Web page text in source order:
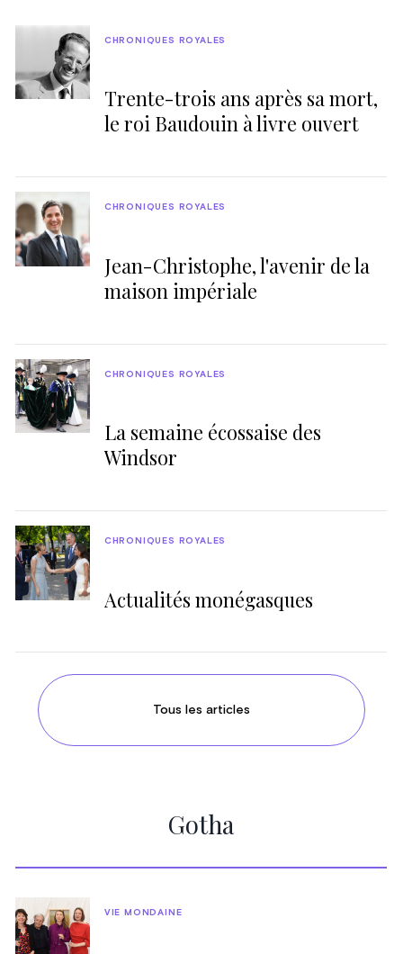
Trente-trois ans après sa mort,
le roi Baudouin à livre ouvert
CHRONIQUES ROYALES
Jean-Christophe, l'avenir de la
maison impériale
CHRONIQUES ROYALES
La semaine écossaise des
Windsor
CHRONIQUES ROYALES
Actualités monégasques
CHRONIQUES ROYALES
Tous les articles
Gotha
VIE MONDAINE